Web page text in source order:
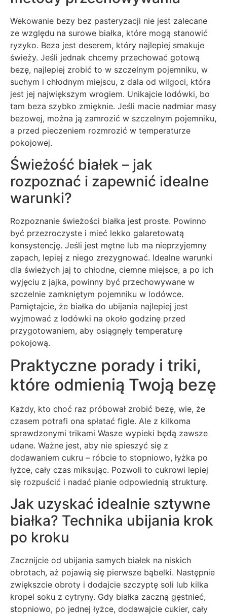
Wekowanie bezy bez pasteryzacji nie jest zalecane
ze względu na surowe białka, które mogą stanowić
ryzyko. Beza jest deserem, który najlepiej smakuje
świeży. Jeśli jednak chcemy przechować gotową
bezę, najlepiej zrobić to w szczelnym pojemniku, w
suchym i chłodnym miejscu, z dala od wilgoci, która
jest jej największym wrogiem. Unikajcie lodówki, bo
tam beza szybko zmięknie. Jeśli macie nadmiar masy
bezowej, można ją zamrozić w szczelnym pojemniku,
a przed pieczeniem rozmrozić w temperaturze
pokojowej.
Świeżość białek – jak
rozpoznać i zapewnić idealne
warunki?
Rozpoznanie świeżości białka jest proste. Powinno
być przezroczyste i mieć lekko galaretowatą
konsystencję. Jeśli jest mętne lub ma nieprzyjemny
zapach, lepiej z niego zrezygnować. Idealne warunki
dla świeżych jaj to chłodne, ciemne miejsce, a po ich
wyjęciu z jajka, powinny być przechowywane w
szczelnie zamkniętym pojemniku w lodówce.
Pamiętajcie, że białka do ubijania najlepiej jest
wyjmować z lodówki na około godzinę przed
przygotowaniem, aby osiągnęły temperaturę
pokojową.
Praktyczne porady i triki,
które odmienią Twoją bezę
Każdy, kto choć raz próbował zrobić bezę, wie, że
czasem potrafi ona spłatać figle. Ale z kilkoma
sprawdzonymi trikami Wasze wypieki będą zawsze
udane. Ważne jest, aby nie spieszyć się z
dodawaniem cukru – róbcie to stopniowo, łyżka po
łyżce, cały czas miksując. Pozwoli to cukrowi lepiej
się rozpuścić i nadać pianie odpowiednią strukturę.
Jak uzyskać idealnie sztywne
białka? Technika ubijania krok
po kroku
Zacznijcie od ubijania samych białek na niskich
obrotach, aż pojawią się pierwsze bąbelki. Następnie
zwiększcie obroty i dodajcie szczyptę soli lub kilka
kropel soku z cytryny. Gdy białka zaczną gęstnieć,
stopniowo, po jednej łyżce, dodawajcie cukier, cały